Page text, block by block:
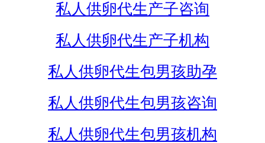
私人供卵代生产子咨询
私人供卵代生产子机构
私人供卵代生包男孩助孕
私人供卵代生包男孩咨询
私人供卵代生包男孩机构